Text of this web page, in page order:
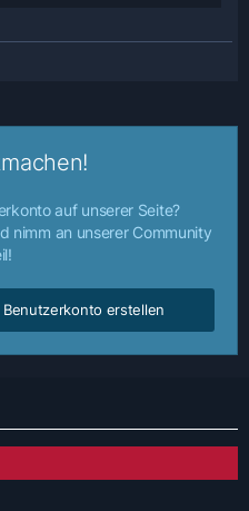
auf unserer Seite?
nimm an unserer Community
Benutzerkonto erstellen